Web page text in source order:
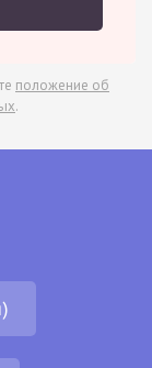
положение об
.